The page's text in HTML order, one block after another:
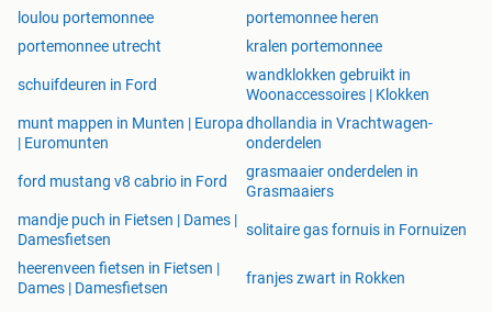
loulou portemonnee
portemonnee heren
portemonnee utrecht
kralen portemonnee
schuifdeuren in Ford
wandklokken gebruikt in
Woonaccessoires | Klokken
munt mappen in Munten | Europa
| Euromunten
dhollandia in Vrachtwagen-
onderdelen
ford mustang v8 cabrio in Ford
grasmaaier onderdelen in
Grasmaaiers
mandje puch in Fietsen | Dames |
Damesfietsen
solitaire gas fornuis in Fornuizen
heerenveen fietsen in Fietsen |
Dames | Damesfietsen
franjes zwart in Rokken